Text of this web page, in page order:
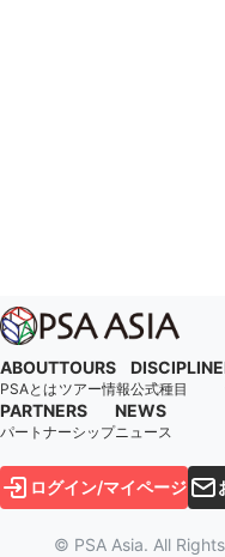
ABOUT
PSAとは
TOURS
ツアー情報
DISCIPLINE
公式種目
PARTNERS
パートナーシップ
NEWS
ニュース
ログイン/マイページ
© PSA Asia. All